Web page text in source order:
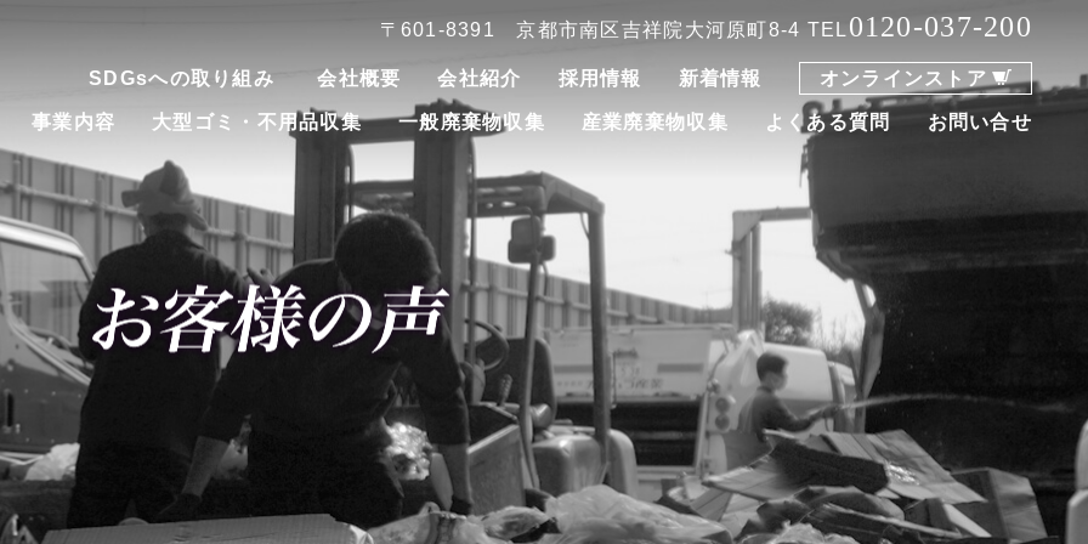
〒601-8391 京都市南区吉祥院大河原町8-4 TEL0120-037-200
SDGsへの取り組み 会社概要 会社紹介 採用情報 新着情報 オンラインストア
事業内容 大型ゴミ・不用品収集 一般廃棄物収集 産業廃棄物収集 よくある質問 お問い合せ